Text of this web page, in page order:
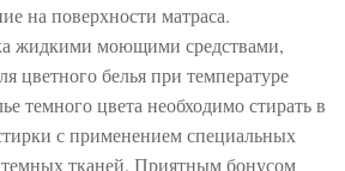
на поверхности матраса.
жидкими моющими средствами,
цветного белья при температуре
темного цвета необходимо стирать в
с применением специальных
тканей. Приятным бонусом